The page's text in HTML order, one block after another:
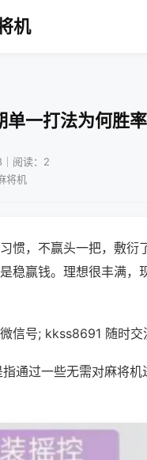
机
单一打法为何胜
阅读：2
将机
惯，不赢头一把，敷衍
稳赢钱。理想很丰满，
信号; kkss8691 随时交
通过一些无需对麻将